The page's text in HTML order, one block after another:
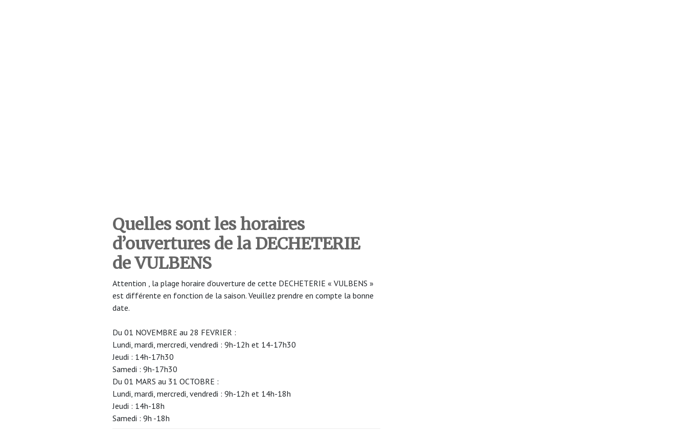
Quelles sont les horaires
d’ouvertures de la DECHETERIE
de VULBENS
Attention , la plage horaire d’ouverture de cette DECHETERIE « VULBENS »
est différente en fonction de la saison. Veuillez prendre en compte la bonne
date.
Du 01 NOVEMBRE au 28 FEVRIER :
Lundi, mardi, mercredi, vendredi : 9h-12h et 14-17h30
Jeudi : 14h-17h30
Samedi : 9h-17h30
Du 01 MARS au 31 OCTOBRE :
Lundi, mardi, mercredi, vendredi : 9h-12h et 14h-18h
Jeudi : 14h-18h
Samedi : 9h -18h